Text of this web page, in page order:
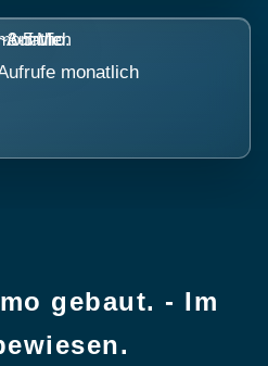
monatlich
gebaut. - Im